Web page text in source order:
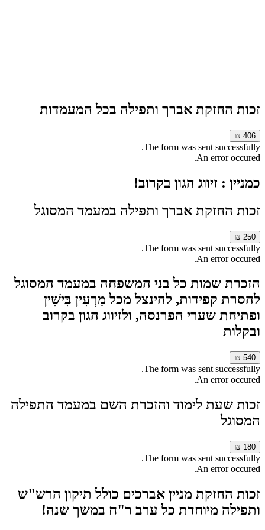
זכות החזקת אברך ותפילה בכל המעמדות
406 ₪
The form was sent successfully.
An error occured.
כמניין : זיווג הגון בקרוב!
זכות החזקת אברך ותפילה במעמד המסוגל
250 ₪
The form was sent successfully.
An error occured.
הזכרת שמות כל בני המשפחה במעמד המסוגל
להסרת קפידות, להינצל מכל מַרְעִין בִּישִׁין
ופתיחת שערי הפרנסה, ולזיווג הגון בקרוב
ובקלות
540 ₪
The form was sent successfully.
An error occured.
זכות שעת לימוד והזכרת השם במעמד התפילה
המסוגל
180 ₪
The form was sent successfully.
An error occured.
זכות החזקת מניין אברכים כולל תיקון הרש"ש
ותפילה מיוחדת כל ערב ר"ח במשך שנה!